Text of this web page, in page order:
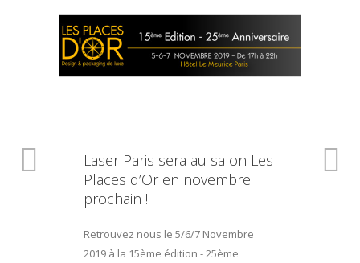
Laser Paris sera au salon Les
Places d’Or en novembre
prochain !
Retrouvez nous le 5/6/7 Novembre
2019 à la 15ème édition - 25ème